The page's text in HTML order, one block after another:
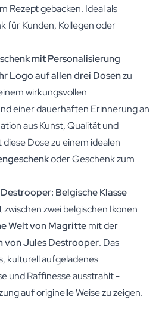
Rezept gebacken. Ideal als
für Kunden, Kollegen oder
mit Personalisierung
Logo auf allen drei Dosenzu
wirkungsvollen
einer dauerhaften Erinnerung an
aus Kunst, Qualität und
Dose zu einem idealen
oder Geschenk zum
Belgische Klasse
zwei belgischen Ikonen
Welt von Magrittemit der
von Jules Destrooper. Das
kulturell aufgeladenes
und Raffinesse ausstrahlt -
auf originelle Weise zu zeigen.